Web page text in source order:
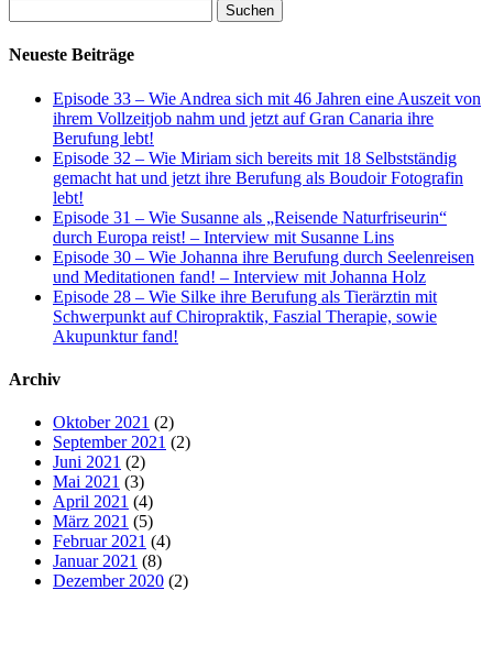
nach:
Neueste Beiträge
Episode 33 – Wie Andrea sich mit 46 Jahren eine Auszeit von
ihrem Vollzeitjob nahm und jetzt auf Gran Canaria ihre
Berufung lebt!
Episode 32 – Wie Miriam sich bereits mit 18 Selbstständig
gemacht hat und jetzt ihre Berufung als Boudoir Fotografin
lebt!
Episode 31 – Wie Susanne als „Reisende Naturfriseurin“
durch Europa reist! – Interview mit Susanne Lins
Episode 30 – Wie Johanna ihre Berufung durch Seelenreisen
und Meditationen fand! – Interview mit Johanna Holz
Episode 28 – Wie Silke ihre Berufung als Tierärztin mit
Schwerpunkt auf Chiropraktik, Faszial Therapie, sowie
Akupunktur fand!
Archiv
Oktober 2021 (2)
September 2021 (2)
Juni 2021 (2)
Mai 2021 (3)
April 2021 (4)
März 2021 (5)
Februar 2021 (4)
Januar 2021 (8)
Dezember 2020 (2)